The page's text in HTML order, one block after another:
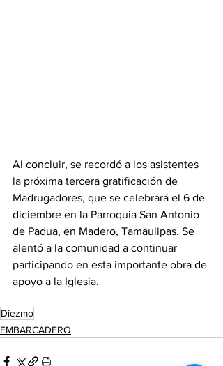
Al concluir, se recordó a los asistentes
la próxima tercera gratificación de
Madrugadores, que se celebrará el 6 de
diciembre en la Parroquia San Antonio
de Padua, en Madero, Tamaulipas. Se
alentó a la comunidad a continuar
participando en esta importante obra de
apoyo a la Iglesia.
Diezmo
EMBARCADERO